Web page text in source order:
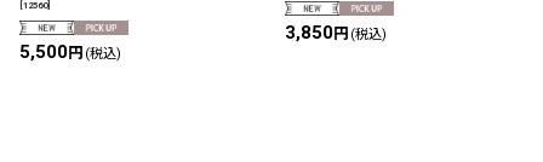
12560]
5,500円 (税込)
3,850円 (税込)